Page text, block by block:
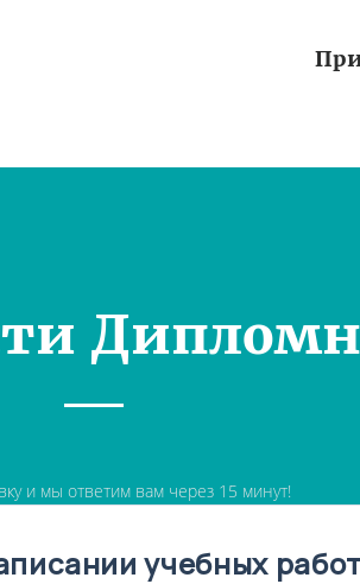
и мы ответим вам через 15 минут!
учебных